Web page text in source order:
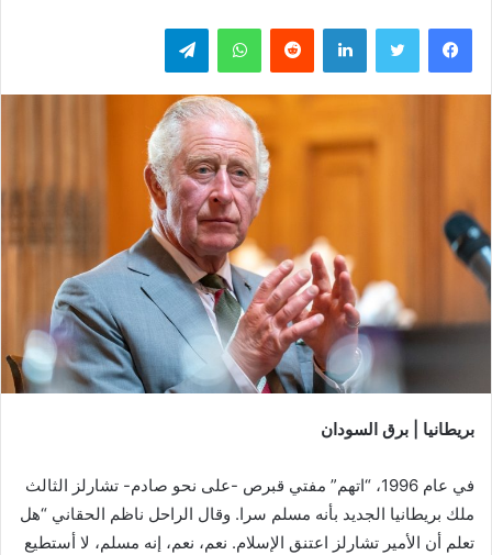
فيسبوك تويتر لينكدإن واتساب تيلقرام
بريطانيا | برق السودان
في عام 1996، “اتهم” مفتي قبرص -على نحو صادم- تشارلز الثالث
ملك بريطانيا الجديد بأنه مسلم سرا. وقال الراحل ناظم الحقاني “هل
تعلم أن الأمير تشارلز اعتنق الإسلام. نعم، نعم، إنه مسلم، لا أستطيع